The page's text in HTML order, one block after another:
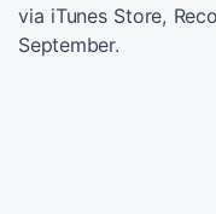
via iTunes Store,
September.